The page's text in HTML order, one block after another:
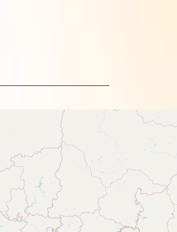
та звертайте увагу на колір.
(жовтий).